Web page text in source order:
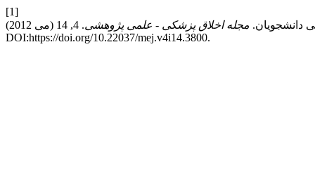
[1]
مجله اخلاق پزشکی - علمی پژوهشی
. 4, 14 (می 2012).
DOI:https://doi.org/10.22037/mej.v4i14.3800.